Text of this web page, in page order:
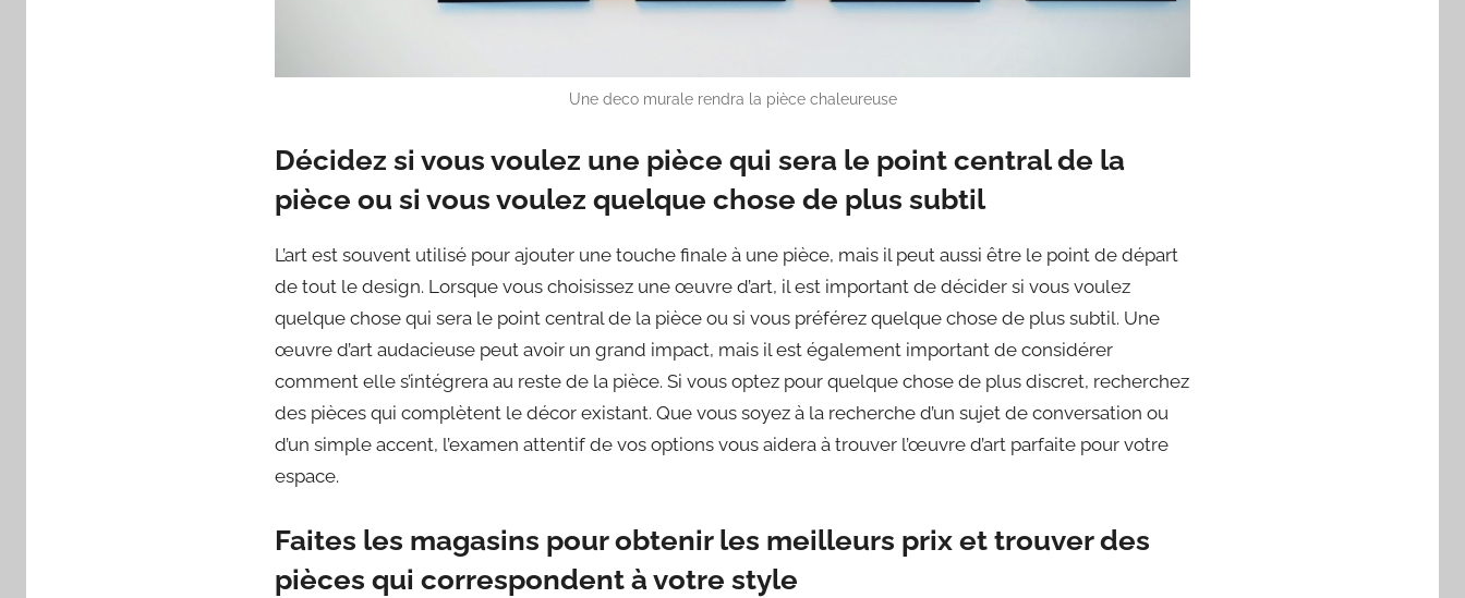
Une deco murale rendra la pièce chaleureuse
Décidez si vous voulez une pièce qui sera le point central de la
pièce ou si vous voulez quelque chose de plus subtil
L’art est souvent utilisé pour ajouter une touche finale à une pièce, mais il peut aussi être le point de départ
de tout le design. Lorsque vous choisissez une œuvre d’art, il est important de décider si vous voulez
quelque chose qui sera le point central de la pièce ou si vous préférez quelque chose de plus subtil. Une
œuvre d’art audacieuse peut avoir un grand impact, mais il est également important de considérer
comment elle s’intégrera au reste de la pièce. Si vous optez pour quelque chose de plus discret, recherchez
des pièces qui complètent le décor existant. Que vous soyez à la recherche d’un sujet de conversation ou
d’un simple accent, l’examen attentif de vos options vous aidera à trouver l’œuvre d’art parfaite pour votre
espace.
Faites les magasins pour obtenir les meilleurs prix et trouver des
pièces qui correspondent à votre style